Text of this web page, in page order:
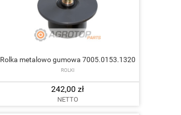
Rolka metalowo gumowa 7005.0153.1320
ROLKI
242,00 zł
NETTO